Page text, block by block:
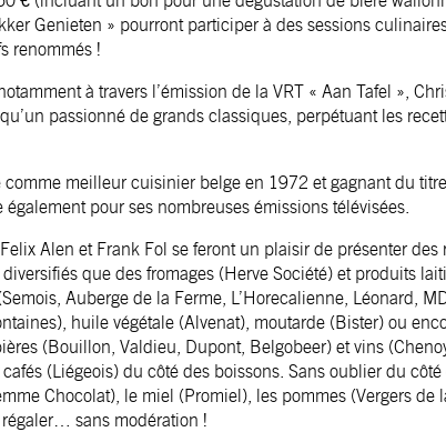
Genieten » pourront participer à des sessions
renommés !
à travers l’émission de la VRT « Aan Tafel »,
passionné de grands classiques, perpétuant les
meilleur cuisinier belge en 1972 et gagnant du
pour ses nombreuses émissions télévisées.
Alen et Frank Fol se feront un plaisir de présenter des
que des fromages (Herve Société) et produits
Auberge de la Ferme, L’Horecalienne, Léonard,
huile végétale (Alvenat), moutarde (Bister) ou
(Bouillon, Valdieu, Dupont, Belgobeer) et vins
(Liégeois) du côté des boissons. Sans oublier du
Chocolat), le miel (Promiel), les pommes (Vergers de
sans modération !